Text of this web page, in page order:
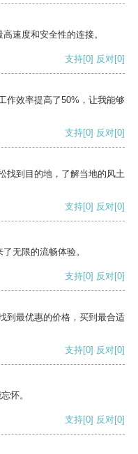
速度和安全性的连接。
支持[0] 反对[0]
作效率提高了50%，让我能够
支持[0] 反对[0]
找到目的地，了解当地的风土
支持[0] 反对[0]
无限的流畅体验。
支持[0] 反对[0]
到最优惠的价格，买到最合适
支持[0] 反对[0]
怀。
支持[0] 反对[0]